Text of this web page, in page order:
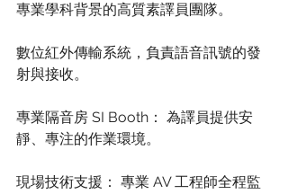
專業學科背景的高質素譯員團隊。
數位紅外傳輸系統，負責語音訊號的發
射與接收。
專業隔音房 SI Booth： 為譯員提供安
靜、專注的作業環境。
現場技術支援： 專業 AV 工程師全程監